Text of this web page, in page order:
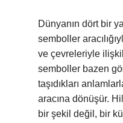
Dünyanın dört bir
semboller
ve çevreleriyle
semboller bazen
taşıdıkları
aracına dönüşür.
bir şekil değil, bir